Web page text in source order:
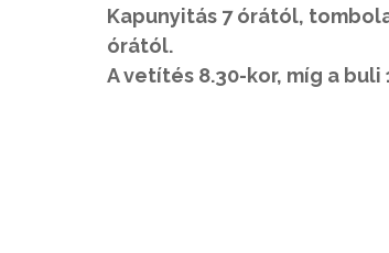
Kapunyitás 7 órától,
órától.
A vetítés 8.30-kor, míg a